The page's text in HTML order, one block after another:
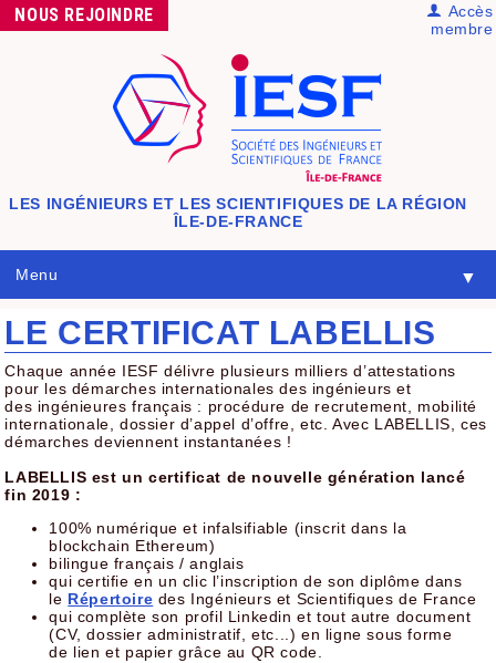
LES INGÉNIEURS ET LES SCIENTIFIQUES DE LA RÉGION
ÎLE-DE-FRANCE
Accès
membre
NOUS REJOINDRE
Menu ▼
LE CERTIFICAT LABELLIS
Chaque année IESF délivre plusieurs milliers d’attestations
pour les démarches internationales des ingénieurs et
des ingénieures français : procédure de recrutement, mobilité
internationale, dossier d’appel d’offre, etc. Avec LABELLIS, ces
démarches deviennent instantanées !
LABELLIS est un certificat de nouvelle génération lancé
fin 2019 :
100% numérique et infalsifiable (inscrit dans la
blockchain Ethereum)
bilingue français / anglais
qui certifie en un clic l’inscription de son diplôme dans
le Répertoire des Ingénieurs et Scientifiques de France
qui complète son profil Linkedin et tout autre document
(CV, dossier administratif, etc...) en ligne sous forme
de lien et papier grâce au QR code.